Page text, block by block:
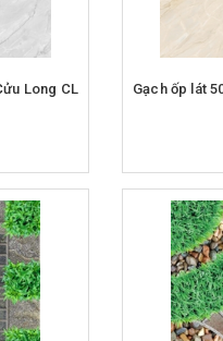
Gạch ốp lát 50x50 Viglacera